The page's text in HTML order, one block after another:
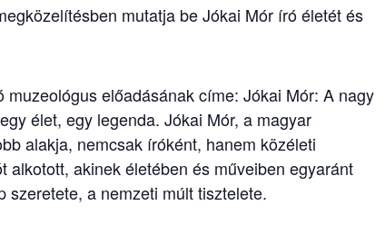
mutatja be Jókai Mór író életét és
muzeológus előadásának címe: Jókai Mór: A nagy
élet, egy legenda. Jókai Mór, a magyar
alakja, nemcsak íróként, hanem közéleti
alkotott, akinek életében és műveiben egyaránt
szeretete, a nemzeti múlt tisztelete.